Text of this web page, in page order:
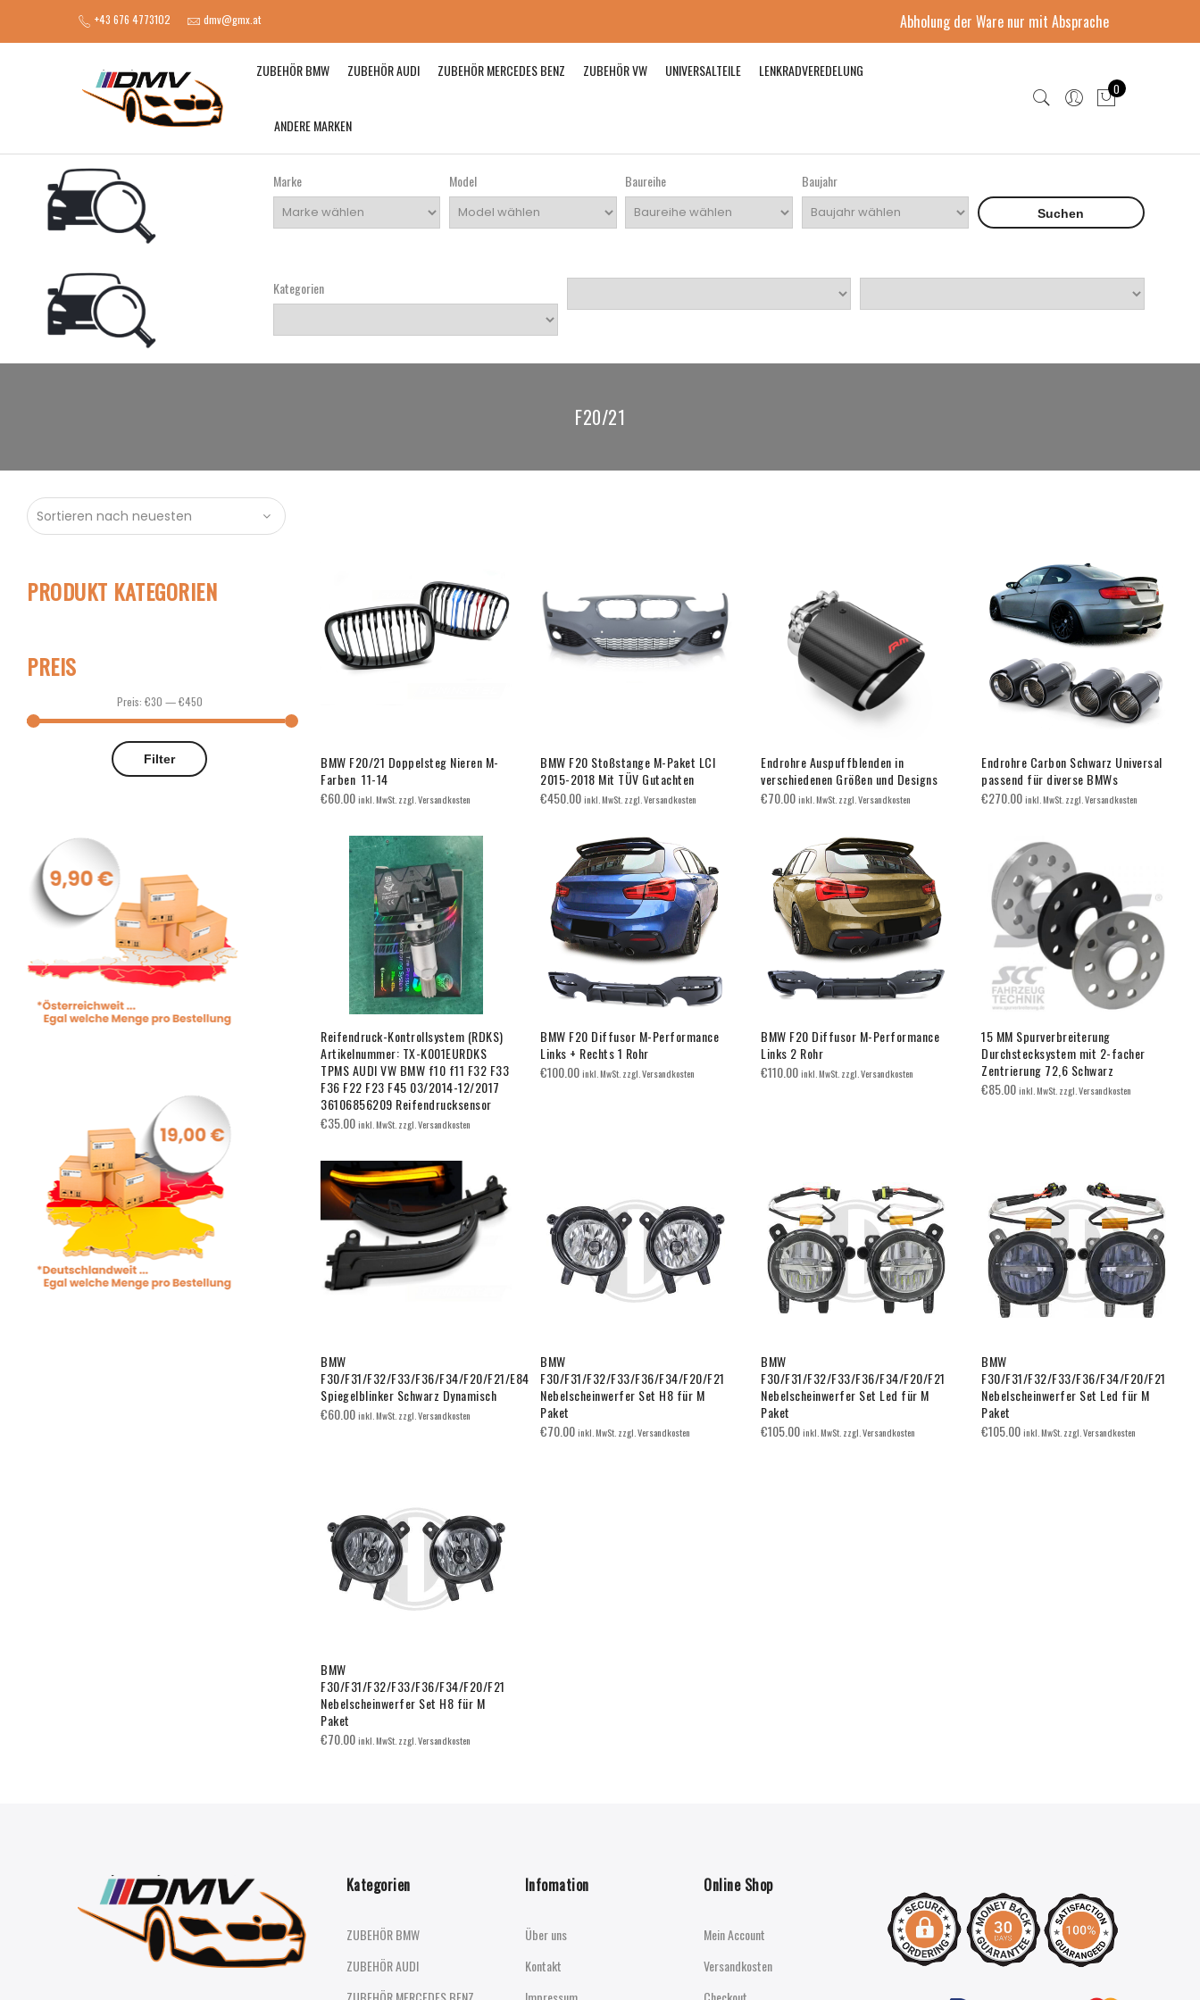
+43 676 4773102 dmv@gmx.at Abholung der Ware nur mit Absprache
ZUBEHÖR BMW ZUBEHÖR AUDI ZUBEHÖR MERCEDES BENZ ZUBEHÖR VW UNIVERSALTEILE LENKRADVEREDELUNG
ANDERE MARKEN
0
Marke Model Baureihe Baujahr
Kategorien
F20/21
BMW F20/21 Doppelsteg Nieren M-
Farben 11-14
€60.00inkl. MwSt. zzgl. Versandkosten
BMW F20 Stoßstange M-Paket LCI
2015-2018 Mit TÜV Gutachten
€450.00inkl. MwSt. zzgl. Versandkosten
Endrohre Auspuffblenden in
verschiedenen Größen und Designs
€70.00inkl. MwSt. zzgl. Versandkosten
Endrohre Carbon Schwarz Universal
passend für diverse BMWs
€270.00inkl. MwSt. zzgl. Versandkosten
Reifendruck-Kontrollsystem (RDKS)
Artikelnummer: TX-K001EURDKS
TPMS AUDI VW BMW f10 f11 F32 F33
F36 F22 F23 F45 03/2014-12/2017
36106856209 Reifendrucksensor
€35.00inkl. MwSt. zzgl. Versandkosten
BMW F20 Diffusor M-Performance
Links + Rechts 1 Rohr
€100.00inkl. MwSt. zzgl. Versandkosten
BMW F20 Diffusor M-Performance
Links 2 Rohr
€110.00inkl. MwSt. zzgl. Versandkosten
15 MM Spurverbreiterung
Durchstecksystem mit 2-facher
Zentrierung 72,6 Schwarz
€85.00inkl. MwSt. zzgl. Versandkosten
BMW
F30/F31/F32/F33/F36/F34/F20/F21/E84
Spiegelblinker Schwarz Dynamisch
€60.00inkl. MwSt. zzgl. Versandkosten
BMW
F30/F31/F32/F33/F36/F34/F20/F21
Nebelscheinwerfer Set H8 für M
Paket
€70.00inkl. MwSt. zzgl. Versandkosten
BMW
F30/F31/F32/F33/F36/F34/F20/F21
Nebelscheinwerfer Set Led für M
Paket
€105.00inkl. MwSt. zzgl. Versandkosten
BMW
F30/F31/F32/F33/F36/F34/F20/F21
Nebelscheinwerfer Set Led für M
Paket
€105.00inkl. MwSt. zzgl. Versandkosten
BMW
F30/F31/F32/F33/F36/F34/F20/F21
Nebelscheinwerfer Set H8 für M
Paket
€70.00inkl. MwSt. zzgl. Versandkosten
PRODUKT KATEGORIEN
PREIS
Min.
Preis
Max.
Preis
Filter
Preis: €30 —€450
Kategorien
ZUBEHÖR BMW
ZUBEHÖR AUDI
Infomation
Über uns
Kontakt
Online Shop
Mein Account
Versandkosten